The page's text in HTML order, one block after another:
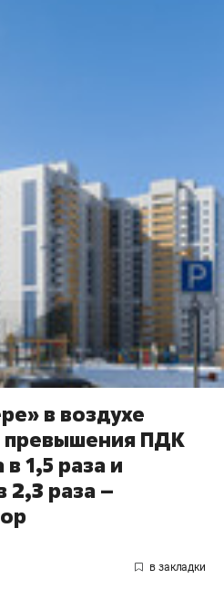
в воздухе
превышения ПДК
1,5 раза и
2,3 раза –